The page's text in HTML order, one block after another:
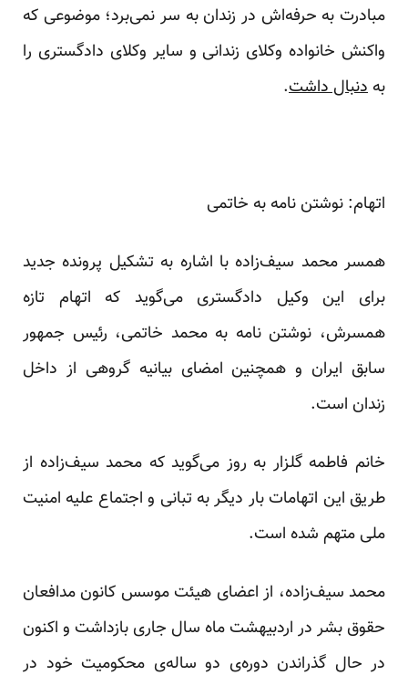
مبادرت به حرفه‌اش در زندان به سر نمی‌برد؛ موضوعی که
واکنش خانواده وکلای زندانی و سایر وکلای دادگستری را
به دنبال داشت.
اتهام: نوشتن نامه به خاتمی
همسر محمد سیف‌زاده با اشاره به تشکیل پرونده جدید
برای این وکیل دادگستری می‌گوید که اتهام تازه
همسرش، نوشتن نامه به محمد خاتمی، رئیس جمهور
سابق ایران و همچنین امضای بیانیه گروهی از داخل
زندان است.
خانم فاطمه گلزار به روز می‌گوید که محمد سیف‌زاده از
طریق این اتهامات بار دیگر به تبانی و اجتماع علیه امنیت
ملی متهم شده است.
محمد سیف‌زاده، از اعضای هیئت موسس کانون مدافعان
حقوق بشر در اردبیهشت ماه سال جاری بازداشت و اکنون
در حال گذراندن دوره‌ی دو ساله‌ی محکومیت خود در